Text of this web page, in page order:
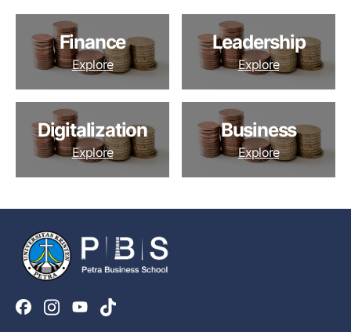
Finance
Explore
Leadership
Explore
Digitalization
Explore
Business
Explore